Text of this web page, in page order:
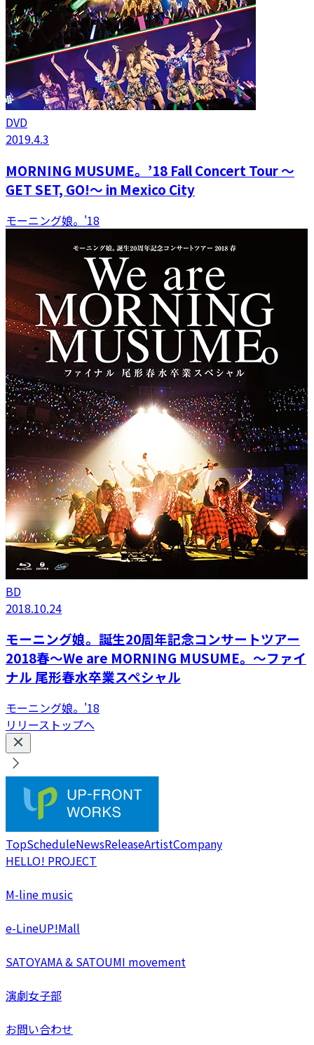
DVD
2019.4.3
MORNING MUSUME。’18 Fall Concert Tour 〜
GET SET, GO!〜 in Mexico City
モーニング娘。'18
BD
2018.10.24
モーニング娘。誕生20周年記念コンサートツアー
2018春～We are MORNING MUSUME。～ファイ
ナル 尾形春水卒業スペシャル
モーニング娘。'18
リリーストップへ
TopScheduleNewsReleaseArtistCompany
HELLO! PROJECT
M-line music
e-LineUP!Mall
SATOYAMA & SATOUMI movement
演劇女子部
お問い合わせ